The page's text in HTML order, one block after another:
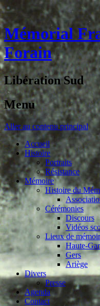
Mémorial
Forain
Libération Sud
Menu
Aller au contenu principal
Accueil
Histoire
Portraits
Résistance
Mémoire
Histoire du
Cérémonies
Discours
Vidéos
Lieux de
Haute-
Gers
Ariège
Divers
Presse
Agenda
Contact